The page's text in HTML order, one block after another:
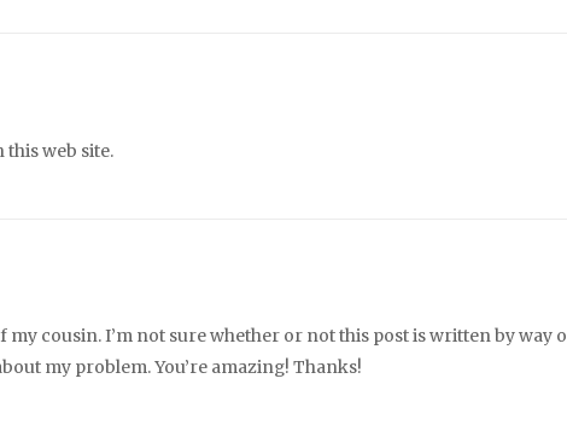
web site.
my cousin. I’m not sure whether or not this post is written by way
my problem. You’re amazing! Thanks!